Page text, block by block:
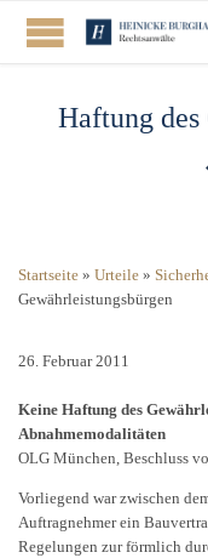
Haftung des
Startseite » Urteile »
Gewährleistungsbürgen
26. Februar 2011
Keine Haftung des
Abnahmemodalitäten
OLG München, Beschluss
Vorliegend war zwischen
Auftragnehmer ein
Regelungen zur förmlich